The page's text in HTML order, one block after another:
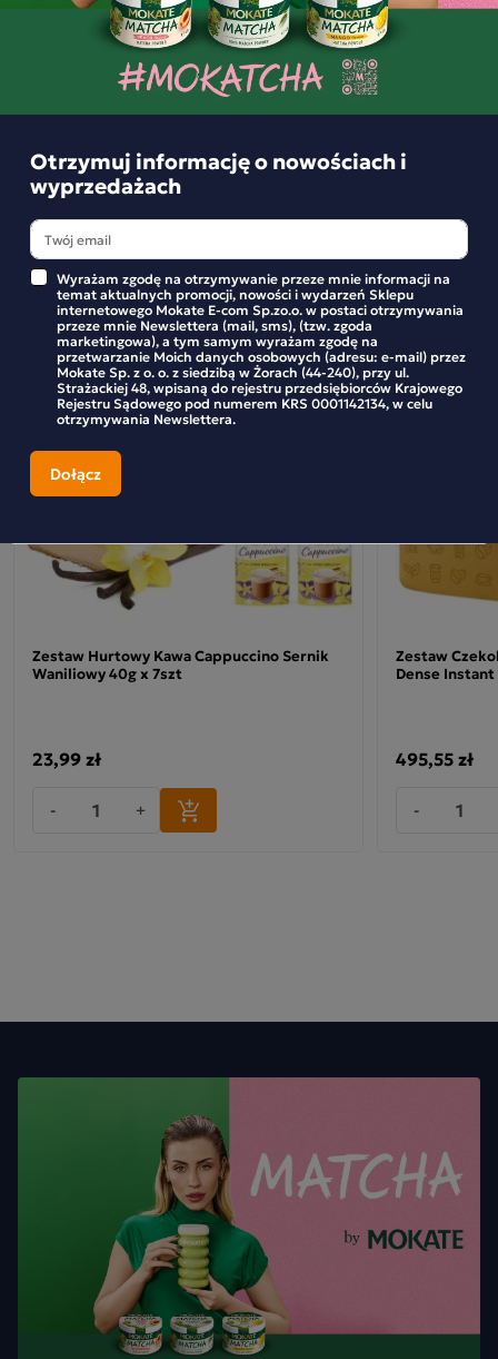
Opinie o produkcie
Podobne produkty
Zestaw Hurtowy Kawa Cappuccino Sernik
Waniliowy 40g x 7szt
23,99 zł
- +
Zestaw
Dense
495,55 zł
-
Otrzymuj informację o nowościach i
wyprzedażach
Wyrażam zgodę na otrzymywanie przeze mnie informacji na
temat aktualnych promocji, nowości i wydarzeń Sklepu
internetowego Mokate E-com Sp.zo.o. w postaci otrzymywania
przeze mnie Newslettera (mail, sms), (tzw. zgoda
marketingowa), a tym samym wyrażam zgodę na
przetwarzanie Moich danych osobowych (adresu: e-mail) przez
Mokate Sp. z o. o. z siedzibą w Żorach (44-240), przy ul.
Strażackiej 48, wpisaną do rejestru przedsiębiorców Krajowego
Rejestru Sądowego pod numerem KRS 0001142134, w celu
otrzymywania Newslettera.